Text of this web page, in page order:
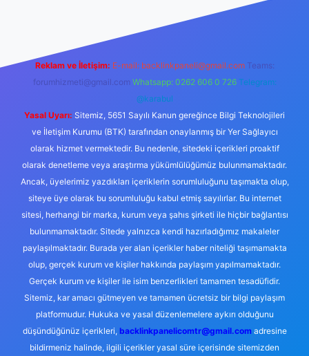
Reklam ve İletişim: E-mail: backlinkpaneli@gmail.com Teams:
forumhizmeti@gmail.com Whatsapp: 0262 606 0 726 Telegram:
@karabul
Yasal Uyarı: Sitemiz, 5651 Sayılı Kanun gereğince Bilgi Teknolojileri
ve İletişim Kurumu (BTK) tarafından onaylanmış bir Yer Sağlayıcı
olarak hizmet vermektedir. Bu nedenle, sitedeki içerikleri proaktif
olarak denetleme veya araştırma yükümlülüğümüz bulunmamaktadır.
Ancak, üyelerimiz yazdıkları içeriklerin sorumluluğunu taşımakta olup,
siteye üye olarak bu sorumluluğu kabul etmiş sayılırlar. Bu internet
sitesi, herhangi bir marka, kurum veya şahıs şirketi ile hiçbir bağlantısı
bulunmamaktadır. Sitede yalnızca kendi hazırladığımız makaleler
paylaşılmaktadır. Burada yer alan içerikler haber niteliği taşımamakta
olup, gerçek kurum ve kişiler hakkında paylaşım yapılmamaktadır.
Gerçek kurum ve kişiler ile isim benzerlikleri tamamen tesadüfidir.
Sitemiz, kar amacı gütmeyen ve tamamen ücretsiz bir bilgi paylaşım
platformudur. Hukuka ve yasal düzenlemelere aykırı olduğunu
düşündüğünüz içerikleri, backlinkpanelicomtr@gmail.comadresine
bildirmeniz halinde, ilgili içerikler yasal süre içerisinde sitemizden